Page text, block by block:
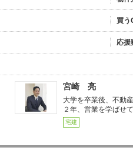
買う
応援
宮崎 亮
大学を卒業後、不動
２年、営業を学ばせ
宅建